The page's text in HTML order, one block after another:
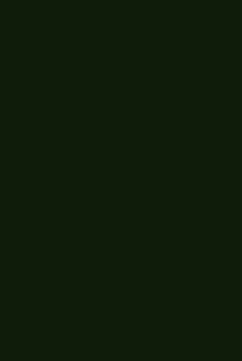
Estructura portante realizada con dos
300x100mm de acero S275 JR
pintadas con protección C3, cuatro
perfiles longitudinales de
Elementos de unión en acero